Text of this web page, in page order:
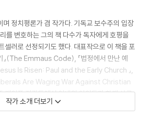
며 정치평론가 겸 작가다. 기독교 보수주의 입장
를 변호하는 그의 책 다수가 독자에게 호평을
셀러로 선정되기도 했다. 대표작으로 이 책을 포
』(The Emmaus Code), 『법정에서 만난 예
Is Risen: Paul and the Early Church 』,
Are Waging War Against Christian
케이프 지라도에서 아내와 아이들과 함께 살고
작가 소개 더보기